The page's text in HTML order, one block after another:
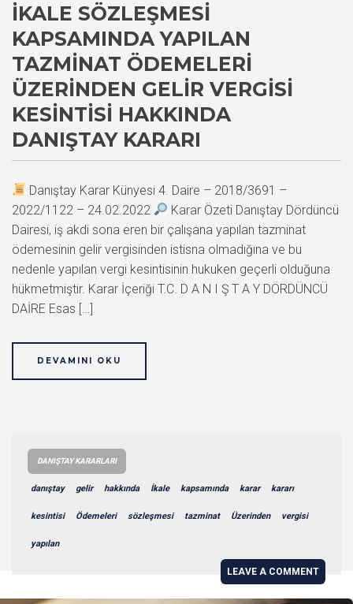
İKALE SÖZLEŞMESI
KAPSAMINDA YAPILAN
TAZMINAT ÖDEMELERI
ÜZERINDEN GELIR VERGISI
KESINTISI HAKKINDA
DANIŞTAY KARARI
Danıştay Karar Künyesi 4. Daire – 2018/3691 –
2022/1122 – 24.02.2022
Karar Özeti Danıştay Dördüncü
Dairesi, iş akdi sona eren bir çalışana yapılan tazminat
ödemesinin gelir vergisinden istisna olmadığına ve bu
nedenle yapılan vergi kesintisinin hukuken geçerli olduğuna
hükmetmiştir. Karar İçeriği T.C. D A N I Ş T A Y DÖRDÜNCÜ
DAİRE Esas […]
DEVAMINI OKU
DANIŞTAY KARARLARI
danıştay gelir hakkında İkale kapsamında karar kararı
kesintisi Ödemeleri sözleşmesi tazminat Üzerinden vergisi
yapılan
LEAVE A COMMENT